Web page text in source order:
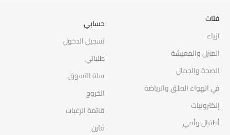
فئات
ازياء
المنزل والمعيشة
الصحة والجمال
في الهواء الطلق والرياضة
إلكترونيات
أطفال وأمي
حسابي
تسجيل الدخول
طلباتي
سلة التسوق
الخروج
قائمة الرغبات
قارن